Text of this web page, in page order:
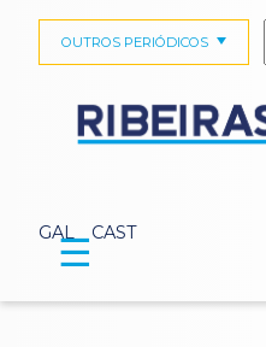
GAL CAST
OUTROS PERIÓDICOS
☰